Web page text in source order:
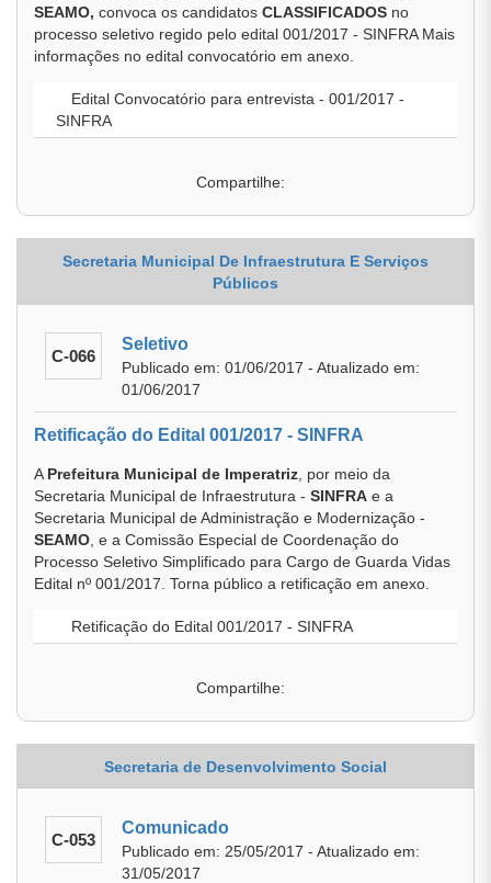
SEAMO, convoca os candidatos CLASSIFICADOS no
processo seletivo regido pelo edital 001/2017 - SINFRA Mais
informações no edital convocatório em anexo.
Edital Convocatório para entrevista - 001/2017 -
SINFRA
Compartilhe:
Secretaria Municipal De Infraestrutura E Serviços
Públicos
C-066
Seletivo
Publicado em: 01/06/2017 - Atualizado em:
01/06/2017
Retificação do Edital 001/2017 - SINFRA
A Prefeitura Municipal de Imperatriz , por meio da
Secretaria Municipal de Infraestrutura - SINFRA e a
Secretaria Municipal de Administração e Modernização -
SEAMO , e a Comissão Especial de Coordenação do
Processo Seletivo Simplificado para Cargo de Guarda Vidas
Edital nº 001/2017. Torna público a retificação em anexo.
Retificação do Edital 001/2017 - SINFRA
Compartilhe:
Secretaria de Desenvolvimento Social
C-053
Comunicado
Publicado em: 25/05/2017 - Atualizado em:
31/05/2017